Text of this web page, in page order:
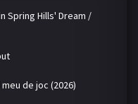
Spring Hills' Dream /
de joc (2026)